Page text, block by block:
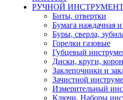
РУЧНОЙ
Биты, отвертки
Бумага наждачная
Буры, сверла,
Горелки газовые
Губцевый
Диски, круги,
Заклепочники и
Зачистной
Измерительный
Ключи, Наборы